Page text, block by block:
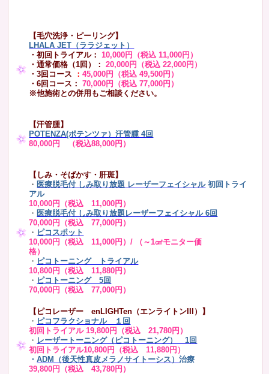
【毛穴洗浄・ピーリング】
LHALA JET（ララジェット）
・初回トライアル：10,000円（税込 11,000円）
・通常価格（1回）：
20,000円（税込 22,000円）
・3回コース ：45,000円（税込 49,500円）
・6回コース：
70,000円（税込 77,000円）
※他施術との併用もご相談ください。
【汗管腫】
POTENZA(ポテンツァ）汗管腫 4回
80,000円 （税込88,000円）
【しみ・そばかす・肝斑】
・ 医療脱毛付 しみ取り放題 レーザーフェイシャル 初回トライ
アル
10,000円（税込 11,000円）
・ 医療脱毛付 しみ取り放題レーザーフェイシャル 6回
70,000円（税込 77,000円）
・ ピコスポット
10,000円（税込 11,000円）/ （～1㎠モニター価
格）
・ ピコトーニング トライアル
10,800円（税込 11,880円）
・ ピコトーニング 5回
70,000円（税込 77,000円）
【ピコレーザー enLIGHTen（エンライトンIII）】
・ ピコフラクショナル １回
初回トライアル 19,800円（税込 21,780円）
・ レーザートーニング（ピコトーニング） 1回
初回トライアル10,800円（税込 11,880円）
・ADM（後天性真皮メラノサイトーシス）治療
39,800円（税込 43,780円）